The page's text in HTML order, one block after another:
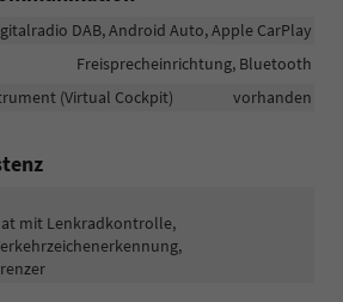
DAB, Android Auto, Apple CarPlay
Freisprecheinrichtung, Bluetooth
(Virtual Cockpit)
vorhanden
mit Lenkradkontrolle,